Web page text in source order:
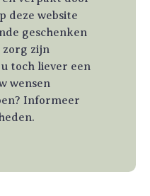
deze website
geschenken
zijn
toch liever een
wensen
Informeer